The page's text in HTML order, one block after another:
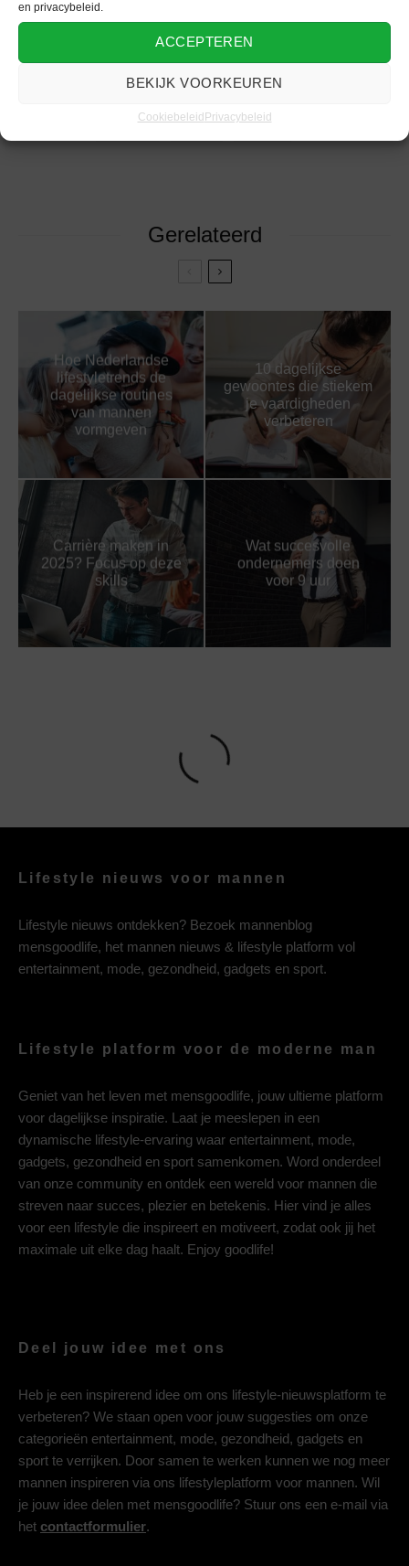
en privacybeleid.
ACCEPTEREN
BEKIJK VOORKEUREN
CookiebeleidPrivacybeleid
mensgoodlife.
Gerelateerd
Hoe Nederlandse
lifestyletrends de
dagelijkse routines
van mannen
vormgeven
10 dagelijkse
gewoontes die stiekem
je vaardigheden
verbeteren
Carrière maken in
2025? Focus op deze
skills
Wat succesvolle
ondernemers doen
voor 9 uur
Lifestyle nieuws voor mannen
Lifestyle nieuws ontdekken? Bezoek mannenblog
mensgoodlife, het mannen nieuws & lifestyle platform vol
entertainment, mode, gezondheid, gadgets en sport.
Lifestyle platform voor de moderne man
Geniet van het leven met mensgoodlife, jouw ultieme platform
voor dagelijkse inspiratie. Laat je meeslepen in een
dynamische lifestyle-ervaring waar entertainment, mode,
gadgets, gezondheid en sport samenkomen. Word onderdeel
van onze community en ontdek een wereld voor mannen die
streven naar succes, plezier en betekenis. Hier vind je alles
voor een lifestyle die inspireert en motiveert, zodat ook jij het
maximale uit elke dag haalt. Enjoy goodlife!
Deel jouw idee met ons
Heb je een inspirerend idee om ons lifestyle-nieuwsplatform te
verbeteren? We staan open voor jouw suggesties om onze
categorieën entertainment, mode, gezondheid, gadgets en
sport te verrijken. Door samen te werken kunnen we nog meer
mannen inspireren via ons lifestyleplatform voor mannen. Wil
je jouw idee delen met mensgoodlife? Stuur ons een e-mail via
het contactformulier.